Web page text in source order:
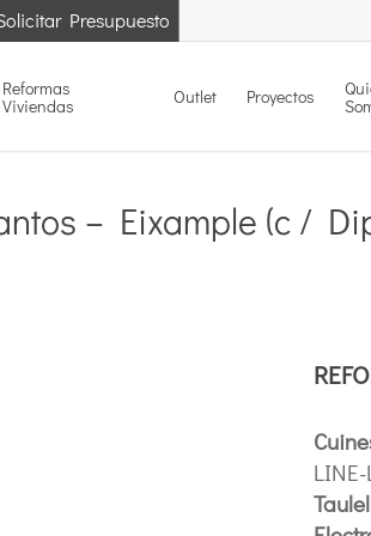
Presupuesto
Reformas
Viviendas Outlet Proyectos
– Eixample (c /